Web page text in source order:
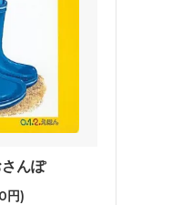
んぽ
円)